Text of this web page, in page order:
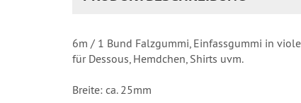
6m / 1 Bund Falzgummi, Einfassgummi in
für Dessous, Hemdchen, Shirts uvm.
Breite: ca. 25mm